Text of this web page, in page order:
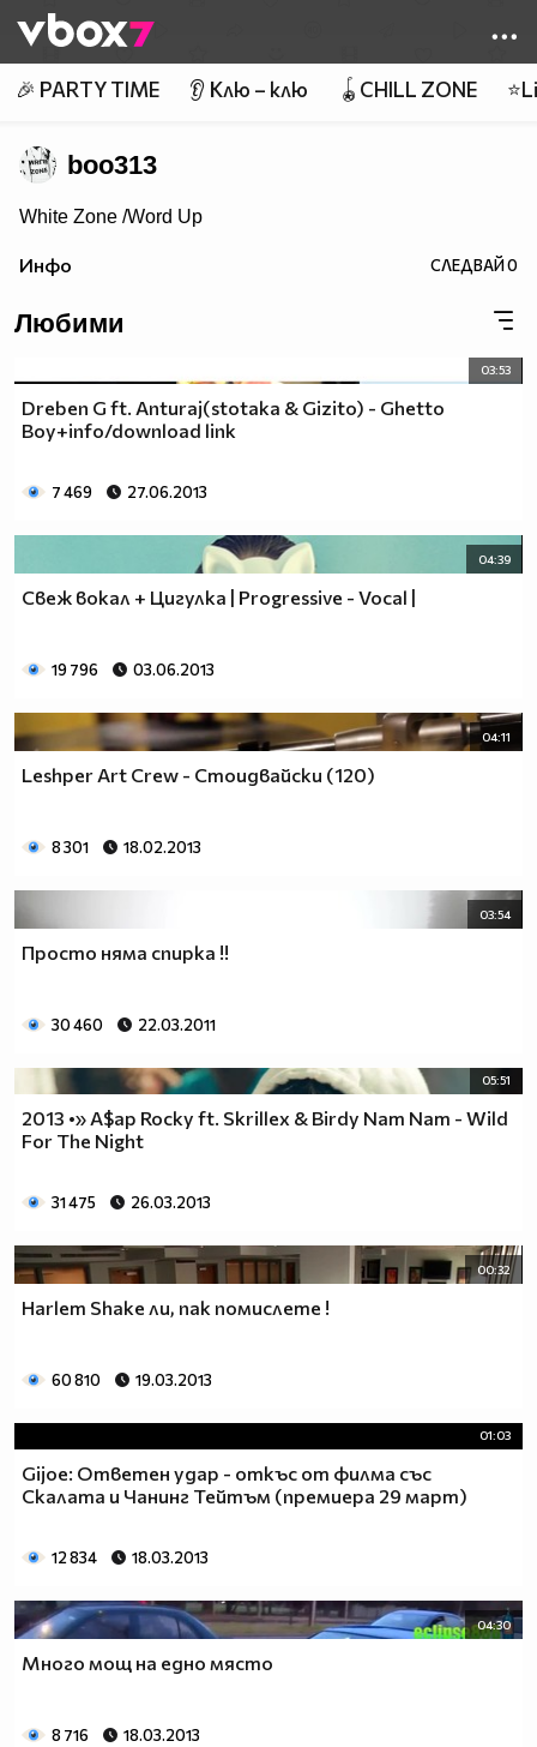
👾
🎉 PARTY TIME 👂 Клю – клю 🪀CHILL ZONE
boo313
White Zone /Word Up
Инфо СЛЕДВАЙ0
Любими
03:53
Dreben G ft. Anturaj(stotaka & Gizito) - Ghetto
Boy+info/download link
7 469 27.06.2013
04:39
Свеж вокал + Цигулка | Progressive - Vocal |
19 796 03.06.2013
04:11
Leshper Art Crew - Стоидвайски (120)
8 301 18.02.2013
03:54
Просто няма спирка !!
30 460 22.03.2011
05:51
2013 •» A$ap Rocky ft. Skrillex & Birdy Nam Nam - Wild
For The Night
31 475 26.03.2013
00:32
Harlem Shake ли, пак помислете !
60 810 19.03.2013
01:03
Gijoe: Ответен удар - откъс от филма със
Скалата и Чанинг Тейтъм (премиера 29 март)
12 834 18.03.2013
04:30
Много мощ на едно място
8 716 18.03.2013